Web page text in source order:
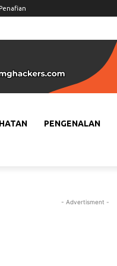
PENGENALAN
- Advertisment -